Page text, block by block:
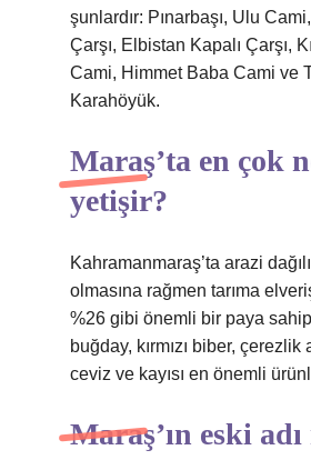
şunlardır: Pınarbaşı, Ulu
Çarşı, Elbistan Kapalı Çarşı,
Cami, Himmet Baba Cami ve
Karahöyük.
Maraş’ta en çok
yetişir?
Kahramanmaraş’ta arazi
olmasına rağmen tarıma
%26 gibi önemli bir paya
buğday, kırmızı biber,
ceviz ve kayısı en önemli
Maraş’ın eski